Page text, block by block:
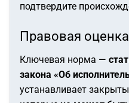
подтвердите
Правовая
Ключевая норма —
закона «Об
устанавливает